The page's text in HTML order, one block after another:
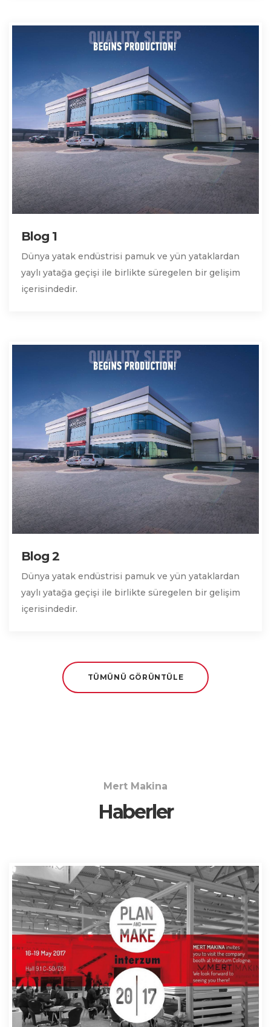
Blog 1
Dünya yatak endüstrisi pamuk ve yün yataklardan
yaylı yatağa geçişi ile birlikte süregelen bir gelişim
içerisindedir.
Blog 2
Dünya yatak endüstrisi pamuk ve yün yataklardan
yaylı yatağa geçişi ile birlikte süregelen bir gelişim
içerisindedir.
TÜMÜNÜ GÖRÜNTÜLE
Mert Makina
Haberler